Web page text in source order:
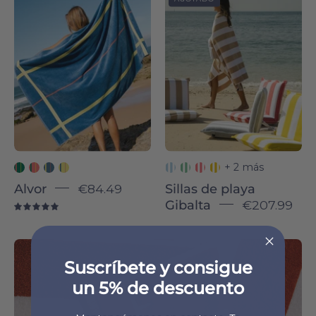
-
Torres
Novas
Alvor €84.49
beach
chair
cover
-
Torres
Novas
+ 2 más
Sillas de playa
Gibalta
€207.99
Haz
que
único
Suscríbete y consigue
un 5% de descuento